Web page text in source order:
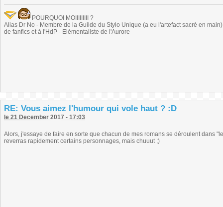
POURQUOI MOIIIIIIIII ?
Alias Dr No - Membre de la Guilde du Stylo Unique (a eu l'artefact sacré en
de fanfics et à l'HdP - Elémentaliste de l'Aurore
RE: Vous aimez l'humour qui vole haut ? :D
le 21 December 2017 - 17:03
Alors, j'essaye de faire en sorte que chacun de mes romans se déroulent dans
reverras rapidement certains personnages, mais chuuut ;)